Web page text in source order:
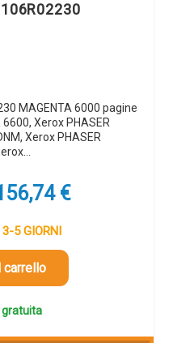
MAGENTA 6000 pagine
Xerox PHASER
Xerox PHASER
€.
€Il
5 GIORNI
carrello
gratuita